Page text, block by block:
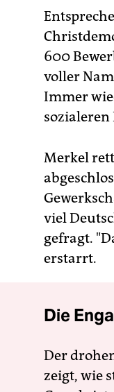
600
voller
Immer
Merkel
viel
gefragt.
erstarrt.
Die
Der
zeigt, wie